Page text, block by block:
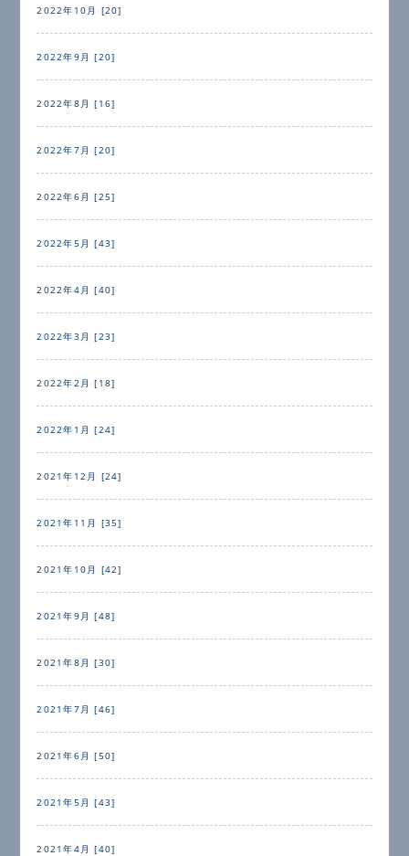
2022年10月 [20]
2022年9月 [20]
2022年8月 [16]
2022年7月 [20]
2022年6月 [25]
2022年5月 [43]
2022年4月 [40]
2022年3月 [23]
2022年2月 [18]
2022年1月 [24]
2021年12月 [24]
2021年11月 [35]
2021年10月 [42]
2021年9月 [48]
2021年8月 [30]
2021年7月 [46]
2021年6月 [50]
2021年5月 [43]
2021年4月 [40]